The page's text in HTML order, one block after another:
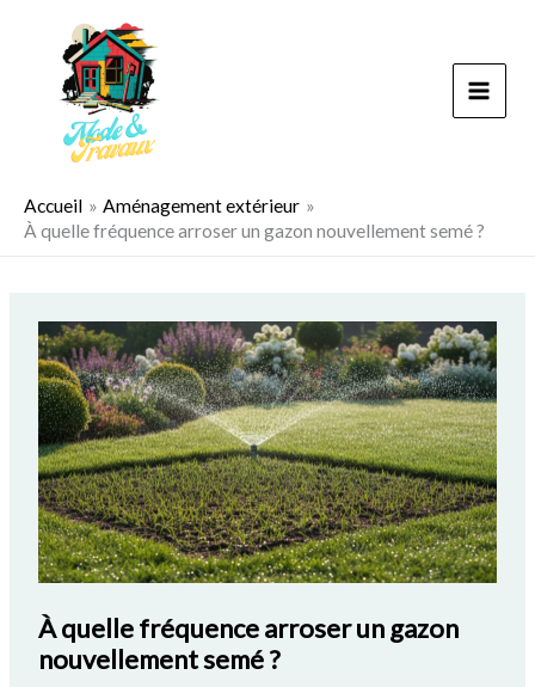
Accueil
Aménagement extérieur
À quelle fréquence arroser un gazon nouvellement semé ?
À quelle fréquence arroser un gazon
nouvellement semé ?